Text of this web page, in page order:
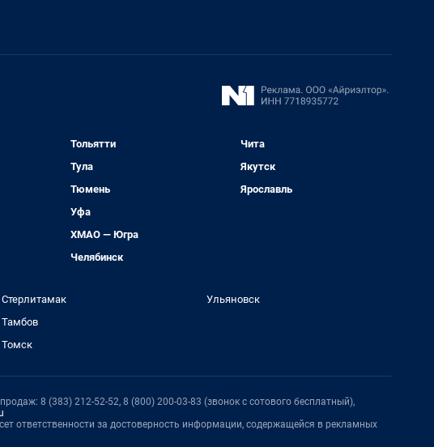
Тольятти
Тула
Тюмень
Уфа
ХМАО — Югра
Челябинск
Чита
Якутск
Ярославль
Стерлитамак
Тамбов
Томск
Ульяновск
8 (383) 212-52-52, 8 (800) 200-03-83 (звонок с сотового бесплатный),
ответственности за достоверность информации, содержащейся в рекламных